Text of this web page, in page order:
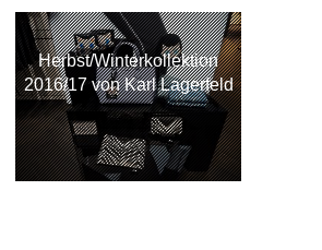
Herbst/Winterkollektion
2016/17 von Karl Lagerfeld